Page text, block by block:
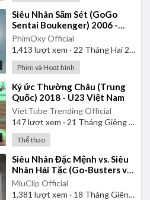
⁣Siêu Nhân Sấm Sét (GoGo
Sentai Boukenger) 2006 -
Tập 2 | Thuyết Minh
PhimOxy Official
1,413 lượt xem · 22 Tháng Hai 2025
Phim và Hoạt hình
⁣Ký ức Thường Châu (Trung
Quốc) 2018 - U23 Việt Nam
VietTube Trending Official
147lượt xem · 21 Tháng Giêng 2025
Thể thao
⁣Siêu Nhân Đặc Mệnh vs. Siêu
Nhân Hải Tặc (Go-Busters vs.
Gokaiger) | Vietsub
MiuClip Official
1,381 lượt xem · 18 Tháng Giêng 2025